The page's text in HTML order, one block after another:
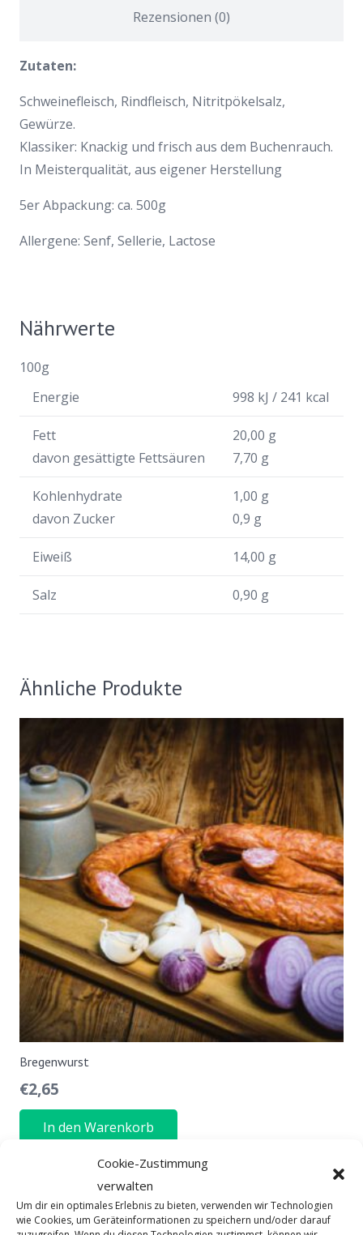
Cookie-Zustimmung
verwalten
Um dir ein optimales Erlebnis zu bieten, verwenden wir Technologien
wie Cookies, um Geräteinformationen zu speichern und/oder darauf
Rezensionen (0)
Zutaten:
Schweinefleisch, Rindfleisch, Nitritpökelsalz,
Gewürze.
Klassiker: Knackig und frisch aus dem Buchenrauch.
In Meisterqualität, aus eigener Herstellung
5er Abpackung: ca. 500g
Allergene: Senf, Sellerie, Lactose
Nährwerte
100g
Energie
998 kJ / 241 kcal
Fett
davon gesättigte Fettsäuren
20,00 g
7,70 g
Kohlenhydrate
davon Zucker
1,00 g
0,9 g
Eiweiß 14,00 g
Salz 0,90 g
Ähnliche Produkte
Bregenwurst
€2,65
In den Warenkorb